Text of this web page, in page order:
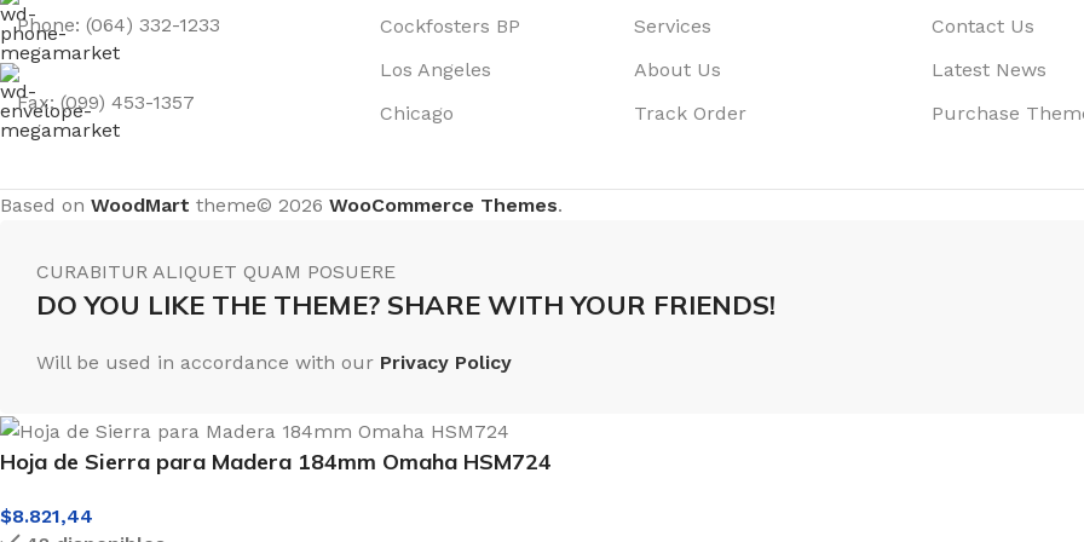
Phone: (064) 332-1233
Fax: (099) 453-1357
Cockfosters BP
Los Angeles
Chicago
Services
About Us
Track Order
Contact Us
Latest News
Purchase
Based on WoodMart theme© 2026 WooCommerce Themes.
CURABITUR ALIQUET QUAM POSUERE
DO YOU LIKE THE THEME? SHARE WITH YOUR FRIENDS!
Will be used in accordance with our Privacy Policy
Hoja de Sierra para Madera 184mm Omaha HSM724
$8.821,44